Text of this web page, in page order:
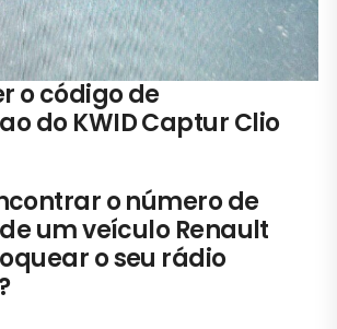
o código de
do KWID Captur Clio
o número de
um veículo Renault
o seu rádio